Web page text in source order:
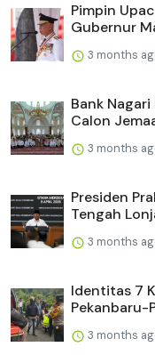
Pimpin
Gubernur
3 months
Bank Nagari
Calon
3 months
Presiden
Tengah
3 months
Identitas 7
Pekanbaru-
3 months